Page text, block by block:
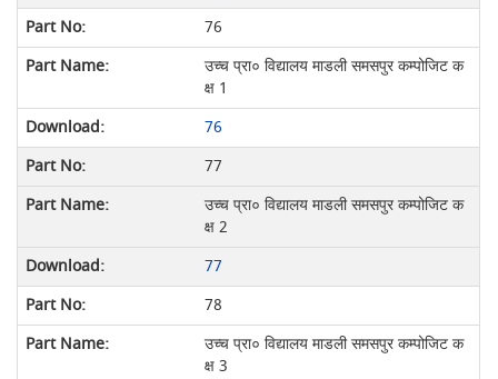
76
उच्च प्रा० विद्यालय माडली समसपुर कम्पोजिट क
क्ष 1
76
77
उच्च प्रा० विद्यालय माडली समसपुर कम्पोजिट क
क्ष 2
77
78
उच्च प्रा० विद्यालय माडली समसपुर कम्पोजिट क
क्ष 3